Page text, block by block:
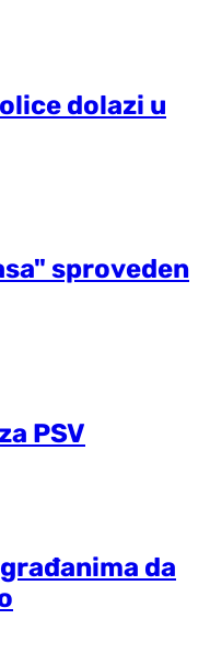
dolazi u
sproveden
PSV
da